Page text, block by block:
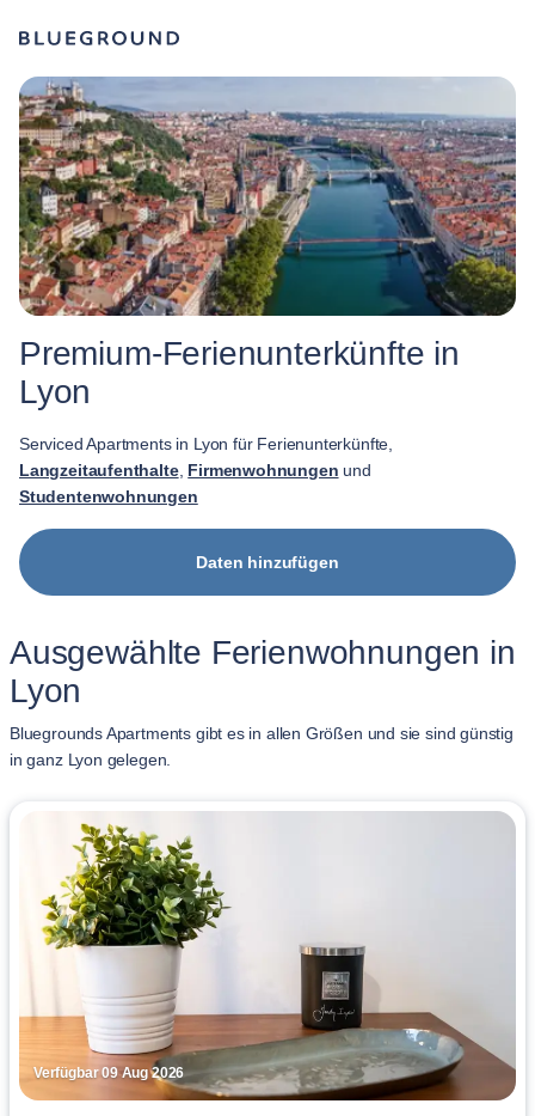
Premium-Ferienunterkünfte in
Lyon
Serviced Apartments in Lyon für Ferienunterkünfte,
Langzeitaufenthalte, Firmenwohnungen und
Studentenwohnungen
Daten hinzufügen
Ausgewählte Ferienwohnungen in
Lyon
Bluegrounds Apartments gibt es in allen Größen und sie sind günstig
in ganz Lyon gelegen.
Verfügbar 09 Aug 2026